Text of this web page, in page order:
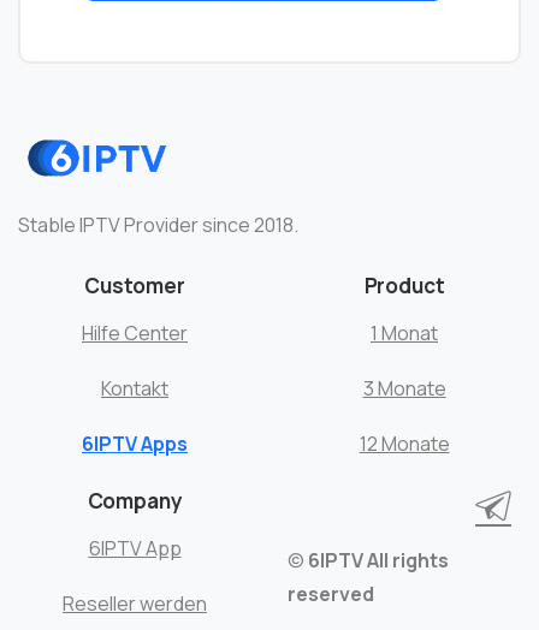
Stable IPTV Provider since 2018.
Customer
Hilfe Center
Kontakt
6IPTV Apps
Product
1 Monat
3 Monate
12 Monate
Company
6IPTV App
Reseller werden
© 6IPTVAll rights
reserved